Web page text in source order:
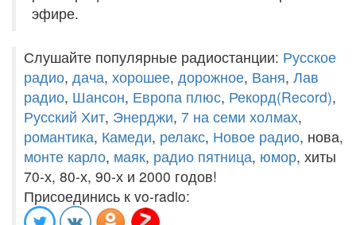
эфире.
Слушайте популярные радиостанции: Русское
радио, дача, хорошее, дорожное, Ваня, Лав
радио, Шансон, Европа плюс, Рекорд(Record),
Русский Хит, Энерджи, 7 на семи холмах,
романтика, Камеди, релакс, Новое радио, нова,
монте карло, маяк, радио пятница, юмор, хиты
70-х, 80-х, 90-х и 2000 годов!
Присоединись к vo-radio: